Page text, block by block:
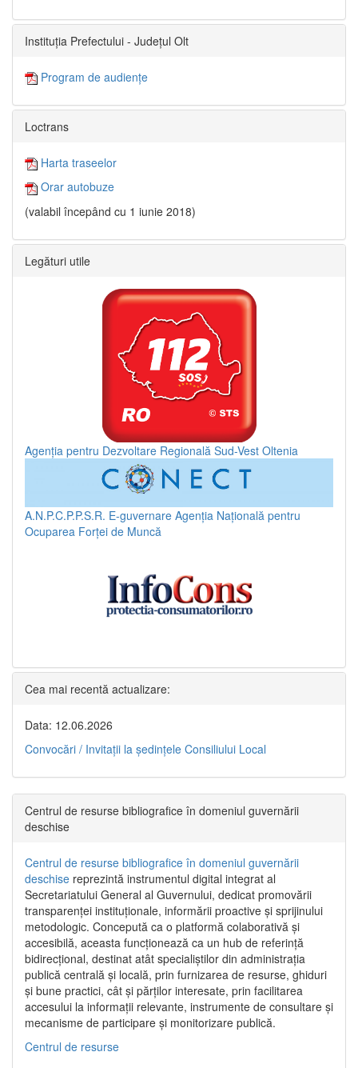
Instituția Prefectului - Județul Olt
Program de audiențe
Loctrans
Harta traseelor
Orar autobuze
(valabil începând cu 1 iunie 2018)
Legături utile
Agenția pentru Dezvoltare Regională Sud-Vest Oltenia
A.N.P.C.P.P.S.R. E-guvernare Agenția Națională pentru
Ocuparea Forței de Muncă
Cea mai recentă actualizare:
Data: 12.06.2026
Convocări / Invitaţii la şedinţele Consiliului Local
Centrul de resurse bibliografice în domeniul guvernării
deschise
Centrul de resurse bibliografice în domeniul guvernării
deschise reprezintă instrumentul digital integrat al
Secretariatului General al Guvernului, dedicat promovării
transparenței instituționale, informării proactive și sprijinului
metodologic. Concepută ca o platformă colaborativă și
accesibilă, aceasta funcționează ca un hub de referință
bidirecțional, destinat atât specialiștilor din administrația
publică centrală și locală, prin furnizarea de resurse, ghiduri
și bune practici, cât și părților interesate, prin facilitarea
accesului la informații relevante, instrumente de consultare și
mecanisme de participare și monitorizare publică.
Centrul de resurse